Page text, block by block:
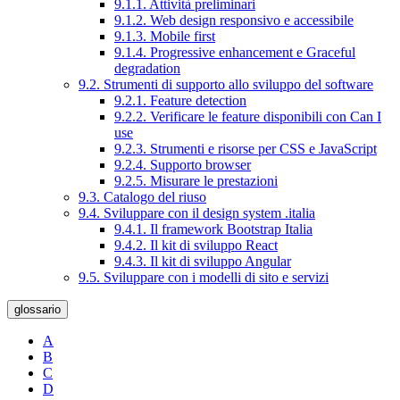
9.1.1. Attività preliminari
9.1.2. Web design responsivo e accessibile
9.1.3. Mobile first
9.1.4. Progressive enhancement e Graceful
degradation
9.2. Strumenti di supporto allo sviluppo del software
9.2.1. Feature detection
9.2.2. Verificare le feature disponibili con Can I
use
9.2.3. Strumenti e risorse per CSS e JavaScript
9.2.4. Supporto browser
9.2.5. Misurare le prestazioni
9.3. Catalogo del riuso
9.4. Sviluppare con il design system .italia
9.4.1. Il framework Bootstrap Italia
9.4.2. Il kit di sviluppo React
9.4.3. Il kit di sviluppo Angular
9.5. Sviluppare con i modelli di sito e servizi
glossario
A
B
C
D